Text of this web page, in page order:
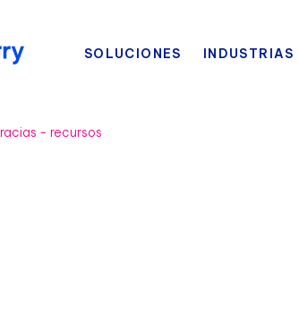
SOLUCIONES INDUSTRIAS
- recursos